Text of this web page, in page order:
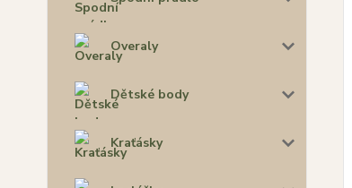
Overaly
Dětské body
Kraťásky